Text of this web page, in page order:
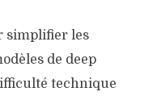
simplifier les
de deep
technique